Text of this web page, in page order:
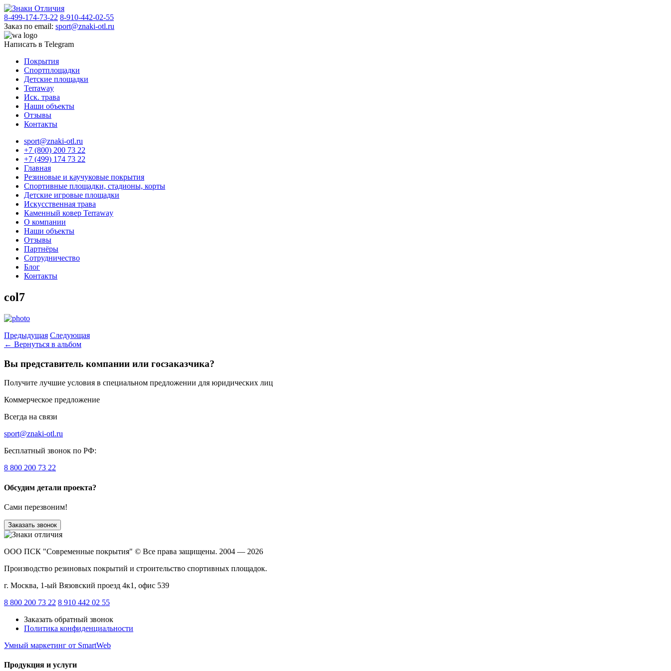
8-499-174-73-22 8-910-442-02-55
Заказ по email: sport@znaki-otl.ru
Написать в Telegram
Покрытия
Спортплощадки
Детские площадки
Terraway
Иск. трава
Наши объекты
Отзывы
Контакты
sport@znaki-otl.ru
+7 (800) 200 73 22
+7 (499) 174 73 22
Главная
Резиновые и каучуковые покрытия
Спортивные площадки, стадионы, корты
Детские игровые площадки
Искусственная трава
Каменный ковер Terraway
О компании
Наши объекты
Отзывы
Партнёры
Сотрудничество
Блог
Контакты
col7
Предыдущая Следующая
← Вернуться в альбом
Вы представитель компании или госзаказчика?
Получите лучшие условия в специальном предложении для юридических лиц
Коммерческое предложение
Всегда на связи
sport@znaki-otl.ru
Бесплатный звонок по РФ:
8 800 200 73 22
Обсудим детали проекта?
Сами перезвоним!
Заказать звонок
ООО ПСК "Современные покрытия" © Все права защищены. 2004 — 2026
Производство резиновых покрытий и строительство спортивных площадок.
г. Москва, 1-ый Вязовский проезд 4к1, офис 539
8 800 200 73 22 8 910 442 02 55
Заказать обратный звонок
Политика конфиденциальности
Умный маркетинг от SmartWeb
Продукция и услуги